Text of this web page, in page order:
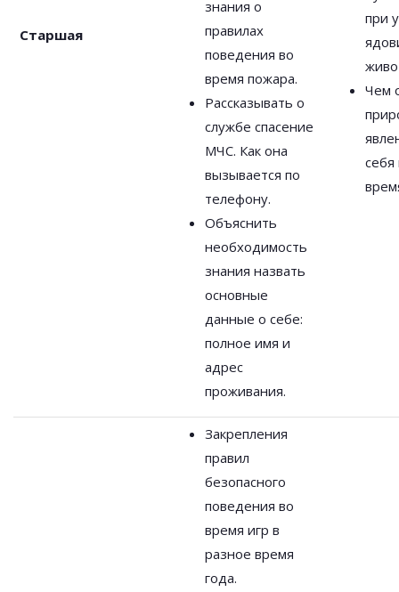
Старшая
знания о
правилах
поведения во
время пожара.
Рассказывать о
службе спасение
МЧС. Как она
вызывается по
телефону.
Объяснить
необходимость
знания назвать
основные
данные о себе:
полное имя и
адрес
проживания.
при
Чем
себя
Закрепления
правил
безопасного
поведения во
время игр в
разное время
года.